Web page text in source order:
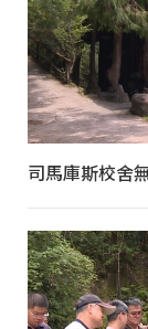
司馬庫斯校舍